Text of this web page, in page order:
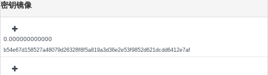
密钥镜像
0.000000000000
b54e67d158527a48079d26328f8f5a819a3d36e2e53f9852d621dcdd6412e7af